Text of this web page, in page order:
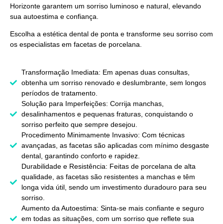
Horizonte garantem um sorriso luminoso e natural, elevando
sua autoestima e confiança.
Escolha a estética dental de ponta e transforme seu sorriso com
os especialistas em facetas de porcelana.
Transformação Imediata: Em apenas duas consultas,
obtenha um sorriso renovado e deslumbrante, sem longos
períodos de tratamento.
Solução para Imperfeições: Corrija manchas,
desalinhamentos e pequenas fraturas, conquistando o
sorriso perfeito que sempre desejou.
Procedimento Minimamente Invasivo: Com técnicas
avançadas, as facetas são aplicadas com mínimo desgaste
dental, garantindo conforto e rapidez.
Durabilidade e Resistência: Feitas de porcelana de alta
qualidade, as facetas são resistentes a manchas e têm
longa vida útil, sendo um investimento duradouro para seu
sorriso.
Aumento da Autoestima: Sinta-se mais confiante e seguro
em todas as situações, com um sorriso que reflete sua